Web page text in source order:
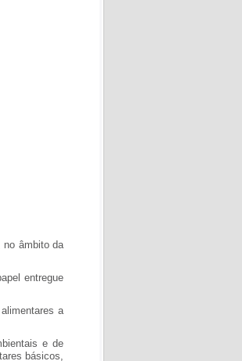
no âmbito da
entregue
a
e de
básicos,